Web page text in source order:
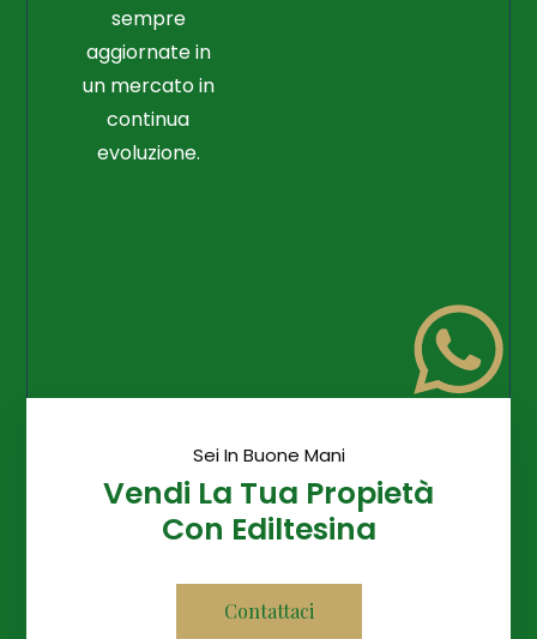
sempre
aggiornate in
un mercato in
continua
evoluzione.
Sei In Buone Mani
Vendi La Tua Propietà
Con Ediltesina
Contattaci